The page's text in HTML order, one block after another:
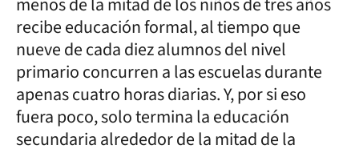
recibe educación formal, al tiempo que
nueve de cada diez alumnos del nivel
primario concurren a las escuelas durante
apenas cuatro horas diarias. Y, por si eso
fuera poco, solo termina la educación
secundaria alrededor de la mitad de la